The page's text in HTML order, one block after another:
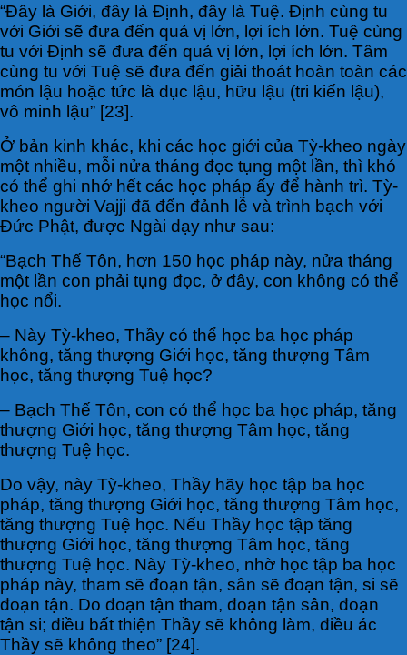
“Ðây là Giới, đây là Ðịnh, đây là Tuệ. Ðịnh cùng tu
với Giới sẽ đưa đến quả vị lớn, lợi ích lớn. Tuệ cùng
tu với Ðịnh sẽ đưa đến quả vị lớn, lợi ích lớn. Tâm
cùng tu với Tuệ sẽ đưa đến giải thoát hoàn toàn các
món lậu hoặc tức là dục lậu, hữu lậu (tri kiến lậu),
vô minh lậu” [23].
Ở bản kinh khác, khi các học giới của Tỳ-kheo ngày
một nhiều, mỗi nửa tháng đọc tụng một lần, thì khó
có thể ghi nhớ hết các học pháp ấy để hành trì. Tỳ-
kheo người Vajji đã đến đảnh lễ và trình bạch với
Đức Phật, được Ngài dạy như sau:
“Bạch Thế Tôn, hơn 150 học pháp này, nửa tháng
một lần con phải tụng đọc, ở đây, con không có thể
học nổi.
– Này Tỳ-kheo, Thầy có thể học ba học pháp
không, tăng thượng Giới học, tăng thượng Tâm
học, tăng thượng Tuệ học?
– Bạch Thế Tôn, con có thể học ba học pháp, tăng
thượng Giới học, tăng thượng Tâm học, tăng
thượng Tuệ học.
Do vậy, này Tỳ-kheo, Thầy hãy học tập ba học
pháp, tăng thượng Giới học, tăng thượng Tâm học,
tăng thượng Tuệ học. Nếu Thầy học tập tăng
thượng Giới học, tăng thượng Tâm học, tăng
thượng Tuệ học. Này Tỳ-kheo, nhờ học tập ba học
pháp này, tham sẽ đoạn tận, sân sẽ đoạn tận, si sẽ
đoạn tận. Do đoạn tận tham, đoạn tận sân, đoạn
tận si; điều bất thiện Thầy sẽ không làm, điều ác
Thầy sẽ không theo” [24].